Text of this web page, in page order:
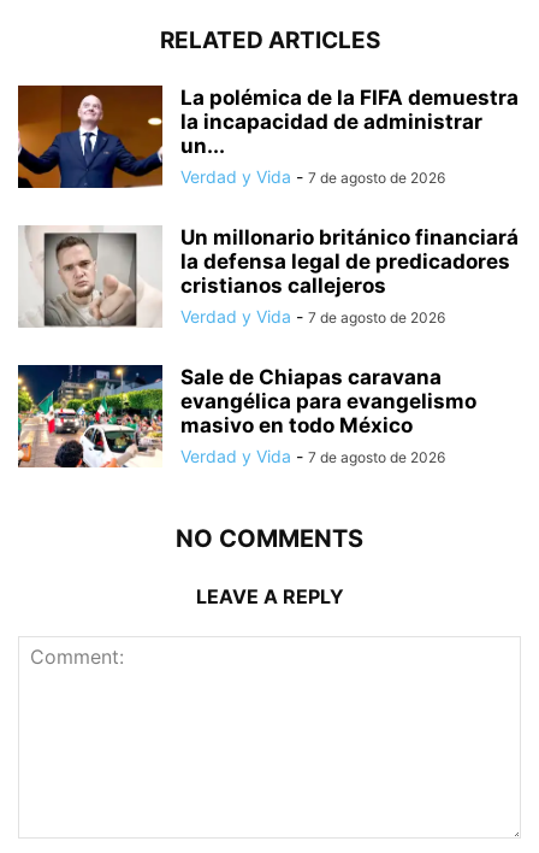
RELATED ARTICLES
La polémica de la FIFA demuestra
la incapacidad de administrar
un...
Verdad y Vida - 7 de agosto de 2026
Un millonario británico financiará
la defensa legal de predicadores
cristianos callejeros
Verdad y Vida - 7 de agosto de 2026
Sale de Chiapas caravana
evangélica para evangelismo
masivo en todo México
Verdad y Vida - 7 de agosto de 2026
NO COMMENTS
LEAVE A REPLY